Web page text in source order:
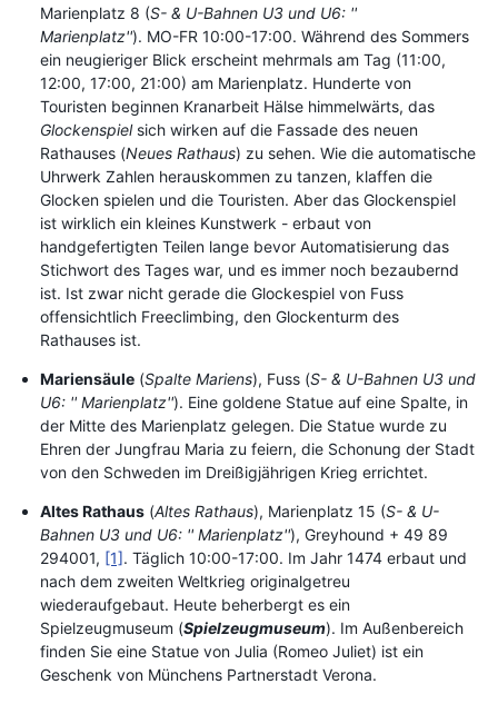
Marienplatz 8 (S- & U-Bahnen U3 und U6: ''
Marienplatz''). MO-FR 10:00-17:00. Während des Sommers
ein neugieriger Blick erscheint mehrmals am Tag (11:00,
12:00, 17:00, 21:00) am Marienplatz. Hunderte von
Touristen beginnen Kranarbeit Hälse himmelwärts, das
Glockenspielsich wirken auf die Fassade des neuen
Rathauses (Neues Rathaus) zu sehen. Wie die automatische
Uhrwerk Zahlen herauskommen zu tanzen, klaffen die
Glocken spielen und die Touristen. Aber das Glockenspiel
ist wirklich ein kleines Kunstwerk - erbaut von
handgefertigten Teilen lange bevor Automatisierung das
Stichwort des Tages war, und es immer noch bezaubernd
ist. Ist zwar nicht gerade die Glockespiel von Fuss
offensichtlich Freeclimbing, den Glockenturm des
Rathauses ist.
Mariensäule (Spalte Mariens), Fuss (S- & U-Bahnen U3 und
U6: '' Marienplatz''). Eine goldene Statue auf eine Spalte, in
der Mitte des Marienplatz gelegen. Die Statue wurde zu
Ehren der Jungfrau Maria zu feiern, die Schonung der Stadt
von den Schweden im Dreißigjährigen Krieg errichtet.
Altes Rathaus (Altes Rathaus), Marienplatz 15 (S- & U-
Bahnen U3 und U6: '' Marienplatz''), Greyhound + 49 89
294001, [1]. Täglich 10:00-17:00. Im Jahr 1474 erbaut und
nach dem zweiten Weltkrieg originalgetreu
wiederaufgebaut. Heute beherbergt es ein
Spielzeugmuseum (Spielzeugmuseum). Im Außenbereich
finden Sie eine Statue von Julia (Romeo Juliet) ist ein
Geschenk von Münchens Partnerstadt Verona.